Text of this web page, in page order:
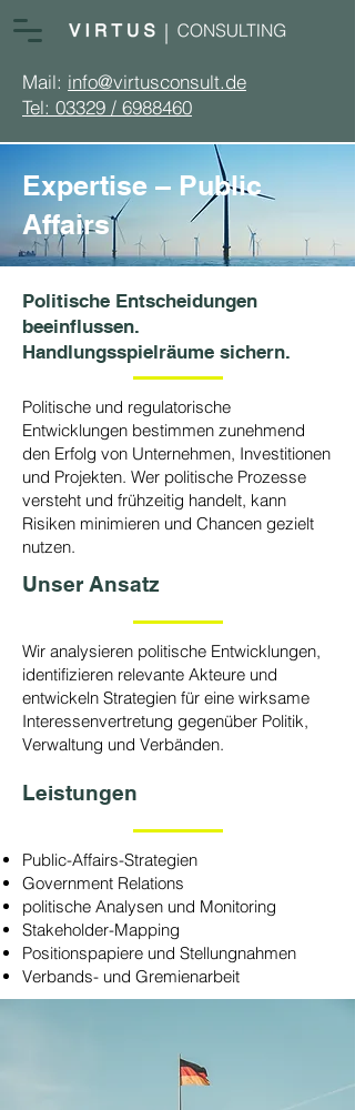
Mail: info@virtusconsult.de
Tel: 03329 / 6988460
Expertise – Public
Affairs
Politische Entscheidungen
beeinflussen.
Handlungsspielräume sichern.
Politische und regulatorische
Entwicklungen bestimmen zunehmend
den Erfolg von Unternehmen, Investitionen
und Projekten. Wer politische Prozesse
versteht und frühzeitig handelt, kann
Risiken minimieren und Chancen gezielt
nutzen.
Unser Ansatz
Wir analysieren politische Entwicklungen,
identifizieren relevante Akteure und
entwickeln Strategien für eine wirksame
Interessenvertretung gegenüber Politik,
Verwaltung und Verbänden.
Leistungen
Public-Affairs-Strategien
Government Relations
politische Analysen und Monitoring
Stakeholder-Mapping
Positionspapiere und Stellungnahmen
Verbands- und Gremienarbeit